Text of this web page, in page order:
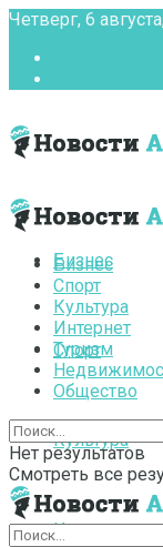
Четверг, 6
Бизнес
Спорт
Культура
Интернет
Бизнес
Спорт
Культура
Интернет
Туризм
Общество
Нет результатов
Смотреть все